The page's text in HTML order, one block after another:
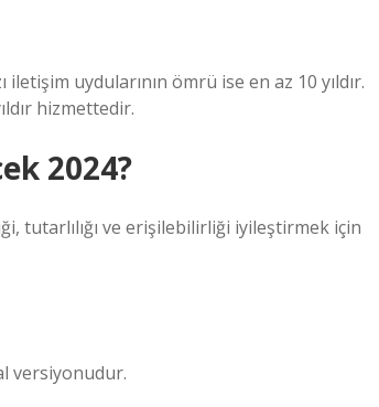
iletişim uydularının ömrü ise en az 10 yıldır.
hizmettedir.
2024?
tutarlılığı ve erişilebilirliği iyileştirmek için
versiyonudur.